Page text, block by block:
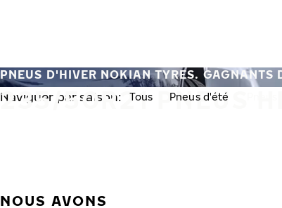
235/50R21 PNEUS
PNEUS D'HIVER NOKIAN TYRES. GAGNANTS
Naviguer par saison: Tous Pneus d'été
NOUS AVONS